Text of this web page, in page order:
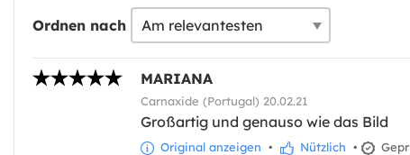
Ordnen nach
MARIANA
Carnaxide (Portugal) 20.02.21
Großartig und genauso wie das Bild
Original anzeigen • Nützlich •